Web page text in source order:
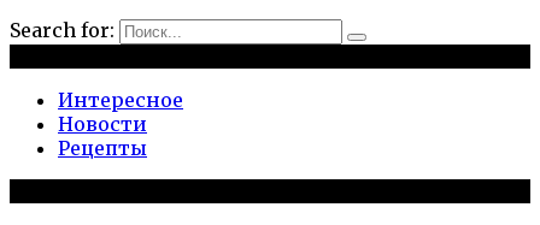
Search for:
Интересное
Новости
Рецепты